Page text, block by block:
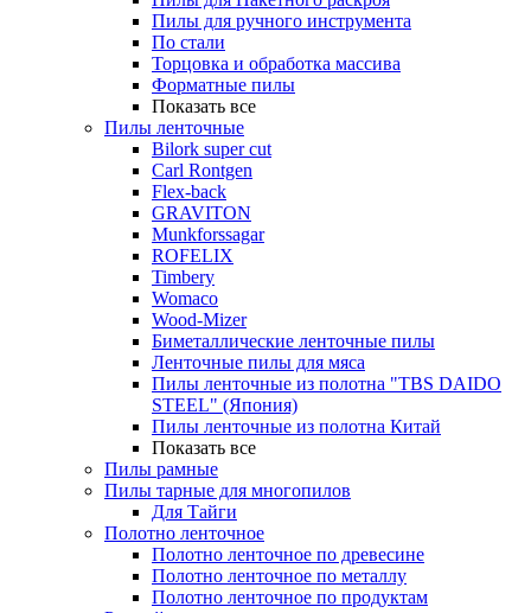
Пилы для ручного инструмента
По стали
Торцовка и обработка массива
Форматные пилы
Показать все
Пилы ленточные
Bilork super cut
Carl Rontgen
Flex-back
GRAVITON
Munkforssagar
ROFELIX
Timbery
Womaco
Wood-Mizer
Биметаллические ленточные пилы
Ленточные пилы для мяса
Пилы ленточные из полотна "TBS DAIDO
STEEL" (Япония)
Пилы ленточные из полотна Китай
Показать все
Пилы рамные
Пилы тарные для многопилов
Для Тайги
Полотно ленточное
Полотно ленточное по древесине
Полотно ленточное по металлу
Полотно ленточное по продуктам